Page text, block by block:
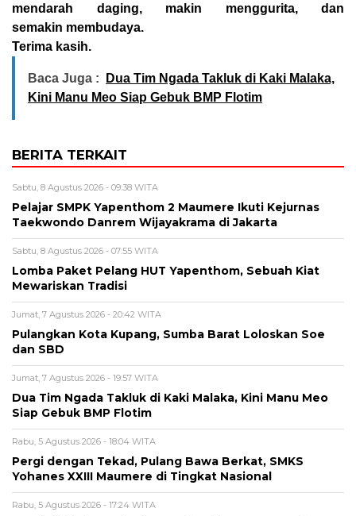
mendarah daging, makin menggurita, dan
semakin membudaya.
Terima kasih.
Baca Juga :
Dua Tim Ngada Takluk di Kaki Malaka,
Kini Manu Meo Siap Gebuk BMP Flotim
BERITA TERKAIT
Sabtu, 8 Agustus 2026 - 09:38 WITA
Pelajar SMPK Yapenthom 2 Maumere Ikuti Kejurnas
Taekwondo Danrem Wijayakrama di Jakarta
Sabtu, 8 Agustus 2026 - 07:55 WITA
Lomba Paket Pelang HUT Yapenthom, Sebuah Kiat
Mewariskan Tradisi
Jumat, 7 Agustus 2026 - 20:42 WITA
Pulangkan Kota Kupang, Sumba Barat Loloskan Soe
dan SBD
Jumat, 7 Agustus 2026 - 19:57 WITA
Dua Tim Ngada Takluk di Kaki Malaka, Kini Manu Meo
Siap Gebuk BMP Flotim
Rabu, 5 Agustus 2026 - 18:04 WITA
Pergi dengan Tekad, Pulang Bawa Berkat, SMKS
Yohanes XXIII Maumere di Tingkat Nasional
Rabu, 5 Agustus 2026 - 17:24 WITA